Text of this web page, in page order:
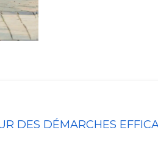
DES DÉMARCHES